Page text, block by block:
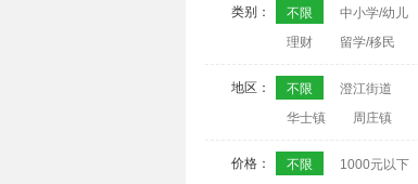
类别： 不限 中小学/幼儿
理财
留学/移民
地区： 不限 澄江街道
华士镇
周庄镇
价格： 不限 1000元以下